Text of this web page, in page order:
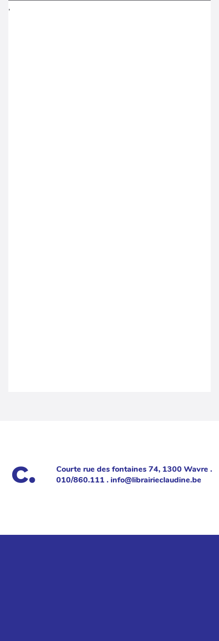
Courte rue des fontaines 74, 1300 Wavre .
010/860.111 . info@librairieclaudine.be